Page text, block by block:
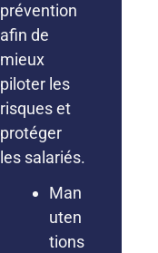
prévention
afin de
mieux
piloter les
risques et
protéger
les salariés.
Man
uten
tions